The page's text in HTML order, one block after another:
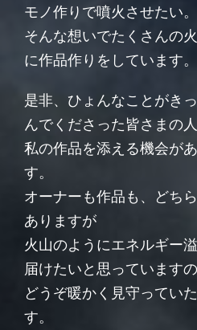
モノ作りで噴火させたい。
そんな想いでたくさんの
に作品作りをしています。
是非、ひょんなことがき
んでくださった皆さまの
私の作品を添える機会が
す。
オーナーも作品も、どち
ありますが
火山のようにエネルギー
届けたいと思っています
どうぞ暖かく見守ってい
す。